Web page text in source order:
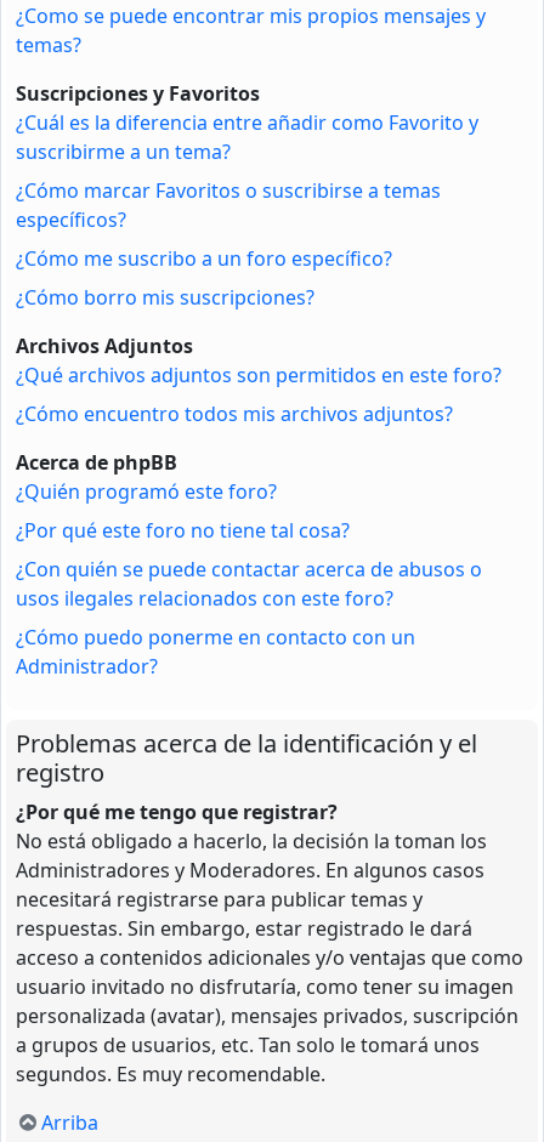
¿Como se puede encontrar mis propios mensajes y
temas?
Suscripciones y Favoritos
¿Cuál es la diferencia entre añadir como Favorito y
suscribirme a un tema?
¿Cómo marcar Favoritos o suscribirse a temas
específicos?
¿Cómo me suscribo a un foro específico?
¿Cómo borro mis suscripciones?
Archivos Adjuntos
¿Qué archivos adjuntos son permitidos en este foro?
¿Cómo encuentro todos mis archivos adjuntos?
Acerca de phpBB
¿Quién programó este foro?
¿Por qué este foro no tiene tal cosa?
¿Con quién se puede contactar acerca de abusos o
usos ilegales relacionados con este foro?
¿Cómo puedo ponerme en contacto con un
Administrador?
Problemas acerca de la identificación y el
registro
¿Por qué me tengo que registrar?
No está obligado a hacerlo, la decisión la toman los
Administradores y Moderadores. En algunos casos
necesitará registrarse para publicar temas y
respuestas. Sin embargo, estar registrado le dará
acceso a contenidos adicionales y/o ventajas que como
usuario invitado no disfrutaría, como tener su imagen
personalizada (avatar), mensajes privados, suscripción
a grupos de usuarios, etc. Tan solo le tomará unos
segundos. Es muy recomendable.
Arriba